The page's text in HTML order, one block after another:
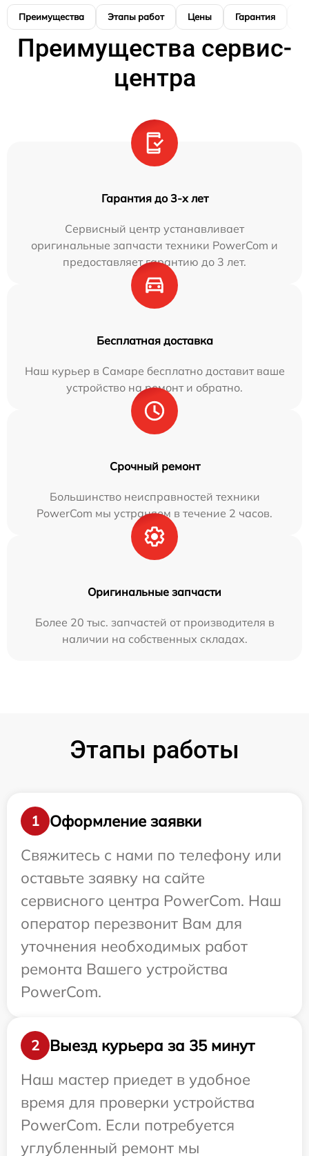
Преимущества Этапы работ Цены Гарантия
Преимущества сервис-
центра
Гарантия до 3-х лет
Сервисный центр устанавливает
оригинальные запчасти техники PowerCom и
предоставляет гарантию до 3 лет.
Бесплатная доставка
Наш курьер в Самаре бесплатно доставит ваше
устройство на ремонт и обратно.
Срочный ремонт
Большинство неисправностей техники
PowerCom мы устраняем в течение 2 часов.
Оригинальные запчасти
Более 20 тыс. запчастей от производителя в
наличии на собственных складах.
Этапы работы
1
Оформление заявки
Свяжитесь с нами по телефону или
оставьте заявку на сайте
сервисного центра PowerCom. Наш
оператор перезвонит Вам для
уточнения необходимых работ
ремонта Вашего устройства
PowerCom.
2
Выезд курьера за 35 минут
Наш мастер приедет в удобное
время для проверки устройства
PowerCom. Если потребуется
углубленный ремонт мы